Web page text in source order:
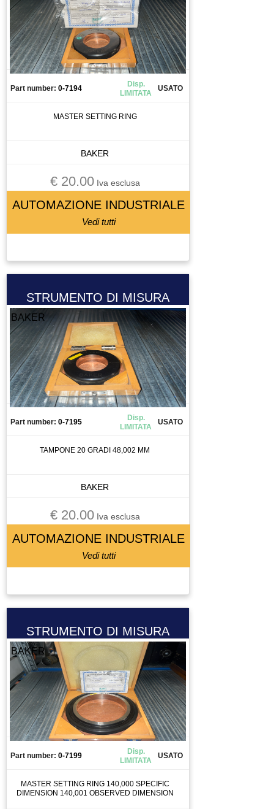
Part number: 0-7194
Disp.
LIMITATA
USATO
MASTER SETTING RING
BAKER
€ 20.00Iva esclusa
AUTOMAZIONE INDUSTRIALE
Vedi tutti
STRUMENTO DI MISURA
BAKER
Part number: 0-7195
Disp.
LIMITATA
USATO
TAMPONE 20 GRADI 48,002 MM
BAKER
€ 20.00Iva esclusa
AUTOMAZIONE INDUSTRIALE
Vedi tutti
STRUMENTO DI MISURA
BAKER
Part number: 0-7199
Disp.
LIMITATA
USATO
MASTER SETTING RING 140,000 SPECIFIC
DIMENSION 140,001 OBSERVED DIMENSION